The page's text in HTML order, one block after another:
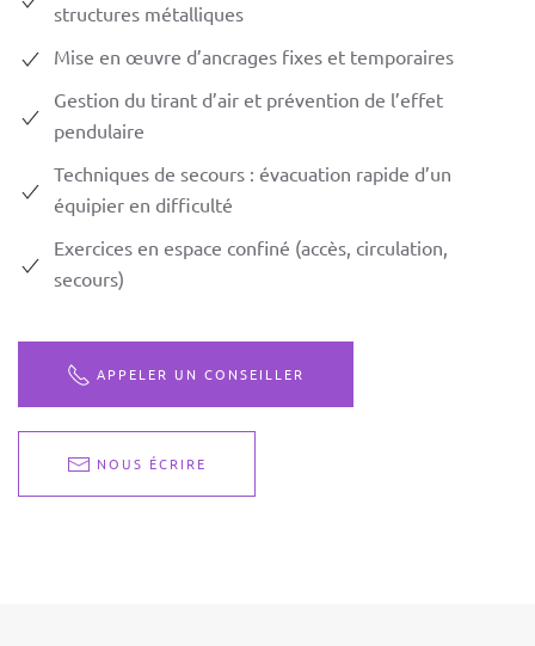
structures métalliques
Mise en œuvre d’ancrages fixes et temporaires
Gestion du tirant d’air et prévention de l’effet
pendulaire
Techniques de secours : évacuation rapide d’un
équipier en difficulté
Exercices en espace confiné (accès, circulation,
secours)
APPELER UN CONSEILLER
NOUS ÉCRIRE